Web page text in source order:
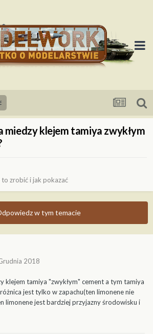
miedzy klejem tamiya zwykłym
to zrobić i jak pokazać
w tym temacie
2018
klejem tamiya "zwykłym" cement a tym tamiya
jest tylko w zapachu(ten limonene nie
limonene jest bardziej przyjazny środowisku i